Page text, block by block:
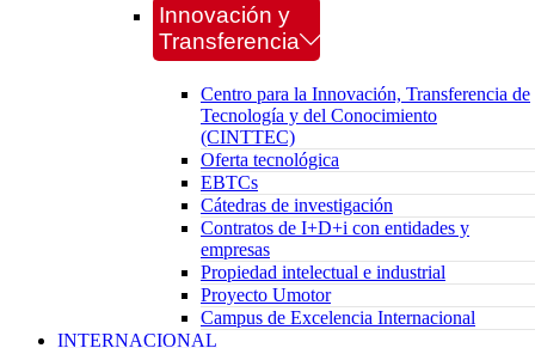
Innovación y
Transferencia
Centro para la Innovación, Transferencia de
Tecnología y del Conocimiento
(CINTTEC)
Oferta tecnológica
EBTCs
Cátedras de investigación
Contratos de I+D+i con entidades y
empresas
Propiedad intelectual e industrial
Proyecto Umotor
Campus de Excelencia Internacional
INTERNACIONAL